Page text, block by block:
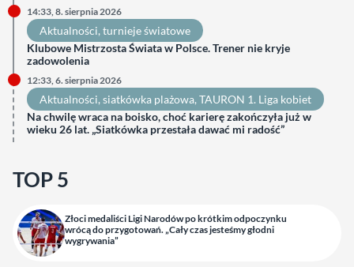
14:33, 8. sierpnia 2026
Aktualności, turnieje światowe
Klubowe Mistrzosta Świata w Polsce. Trener nie kryje
zadowolenia
12:33, 6. sierpnia 2026
Aktualności, siatkówka plażowa, TAURON 1. Liga kobiet
Na chwilę wraca na boisko, choć karierę zakończyła już w
wieku 26 lat. „Siatkówka przestała dawać mi radość”
TOP 5
Złoci medaliści Ligi Narodów po krótkim odpoczynku
wrócą do przygotowań. „Cały czas jesteśmy głodni
wygrywania”